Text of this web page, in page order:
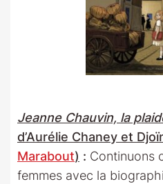
Jeanne Chauvin, la
d’Aurélie Chaney et
Marabout) : Continuons
femmes avec la